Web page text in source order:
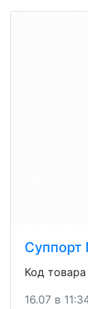
Суппорт
Код
16.07 в